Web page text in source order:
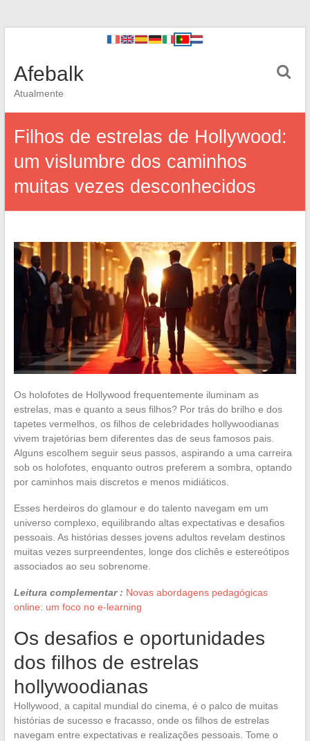
Afebalk
Atualmente
Filhos de estrelas de Hollywood:
um vislumbre dos caminhos
muitas vezes desconhecidos
Os holofotes de Hollywood frequentemente iluminam as
estrelas, mas e quanto a seus filhos? Por trás do brilho e dos
tapetes vermelhos, os filhos de celebridades hollywoodianas
vivem trajetórias bem diferentes das de seus famosos pais.
Alguns escolhem seguir seus passos, aspirando a uma carreira
sob os holofotes, enquanto outros preferem a sombra, optando
por caminhos mais discretos e menos midiáticos.
Esses herdeiros do glamour e do talento navegam em um
universo complexo, equilibrando altas expectativas e desafios
pessoais. As histórias desses jovens adultos revelam destinos
muitas vezes surpreendentes, longe dos clichês e estereótipos
associados ao seu sobrenome.
Leitura complementar : Novas abordagens pedagógicas
online: um foco no e-learning
Os desafios e oportunidades
dos filhos de estrelas
hollywoodianas
Hollywood, a capital mundial do cinema, é o palco de muitas
histórias de sucesso e fracasso, onde os filhos de estrelas
navegam entre expectativas e realizações pessoais. Tome o